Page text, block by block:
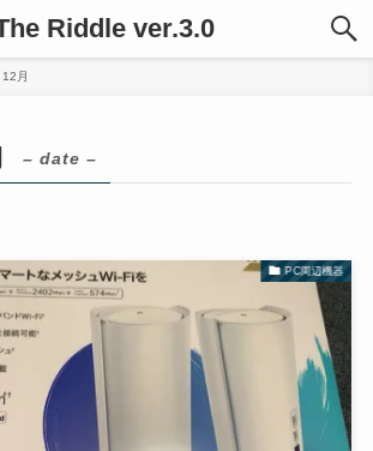
Riddle ver.3.0
12月
– date –
PC周辺機器